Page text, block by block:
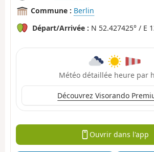
Commune : Berlin
Départ/Arrivée : N 52.427425° / E
Météo détaillée heure par
Découvrez Visorando
Ouvrir dans l'app